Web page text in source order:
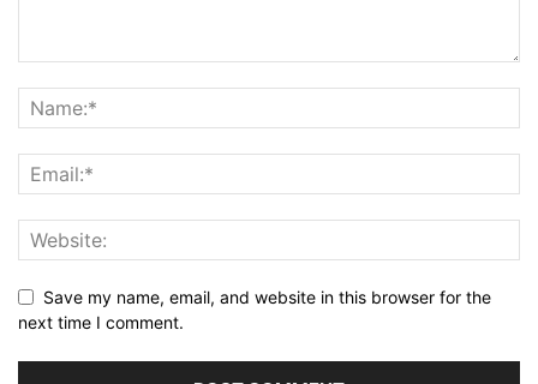
Save my name, email, and website in this browser for the
next time I comment.